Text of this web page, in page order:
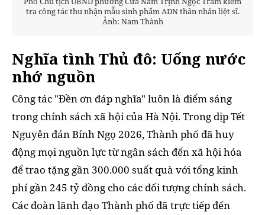
tra công tác thu nhận mẫu sinh phẩm ADN thân nhân liệt sĩ.
Ảnh: Nam Thành
Nghĩa tình Thủ đô: Uống nước
nhớ nguồn
Công tác "Đền ơn đáp nghĩa" luôn là điểm sáng
trong chính sách xã hội của Hà Nội. Trong dịp Tết
Nguyên đán Bính Ngọ 2026, Thành phố đã huy
động mọi nguồn lực từ ngân sách đến xã hội hóa
để trao tặng gần 300.000 suất quà với tổng kinh
phí gần 245 tỷ đồng cho các đối tượng chính sách.
Các đoàn lãnh đạo Thành phố đã trực tiếp đến